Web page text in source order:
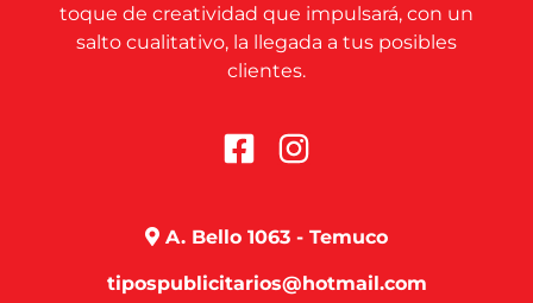
toque de creatividad que impulsará, con un
salto cualitativo, la llegada a tus posibles
clientes.
A. Bello 1063 - Temuco
tipospublicitarios@hotmail.com